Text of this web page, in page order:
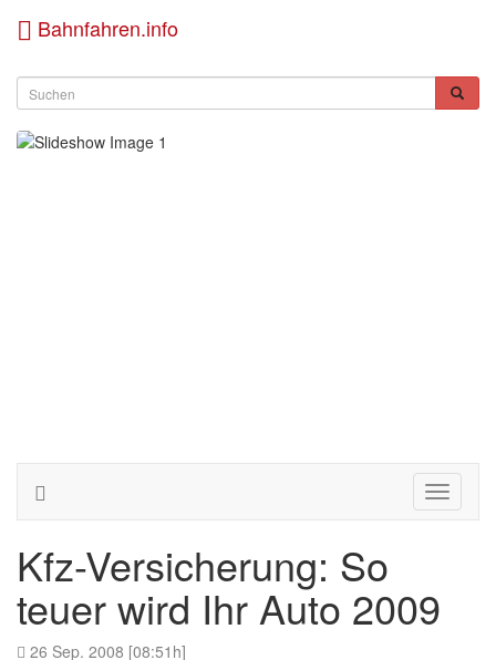
Bahnfahren.info
Toggle
Kfz-Versicherung: So
teuer wird Ihr Auto 2009
26 Sep. 2008 [08:51h]